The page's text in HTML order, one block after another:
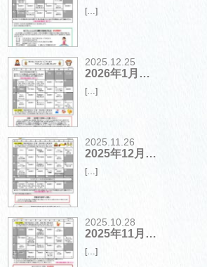
[…]
2025.12.25
2026年1月…
[…]
2025.11.26
2025年12月…
[…]
2025.10.28
2025年11月…
[…]